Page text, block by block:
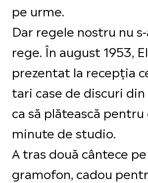
pe urme.
Dar regele nostru nu
rege. În august 1953,
prezentat la recepția
tari case de discuri
ca să plătească pentru
minute de studio.
A tras două cântece
gramofon, cadou